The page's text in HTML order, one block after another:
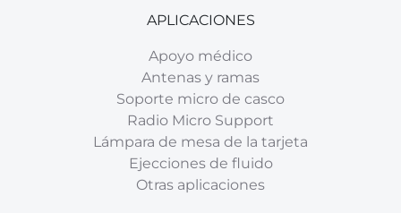
APLICACIONES
Apoyo médico
Antenas y ramas
Soporte micro de casco
Radio Micro Support
Lámpara de mesa de la tarjeta
Ejecciones de fluido
Otras aplicaciones